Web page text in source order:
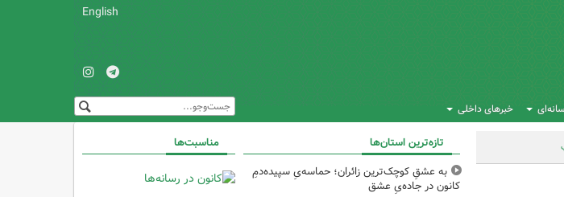
English
خبرهای داخلی
تازه‌ترین استان‌ها
به عشقِ کوچک‌ترین زائران؛ حماسه‌یِ سپیده‌دمِ
کانون در جاده‌یِ عشق
مناسبت‌ها